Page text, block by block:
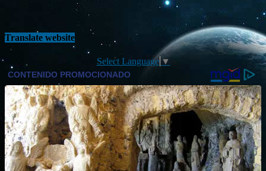
Translate website
Select Language ▼